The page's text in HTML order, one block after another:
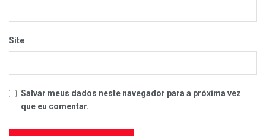
Site
Salvar meus dados neste navegador para a próxima vez
que eu comentar.